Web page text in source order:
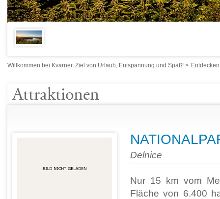
Willkommen bei Kvarner, Ziel von Urlaub, Entspannung und Spaß! >
Attraktionen
Delnice
Nur 15 km vom
Fläche von 6.400